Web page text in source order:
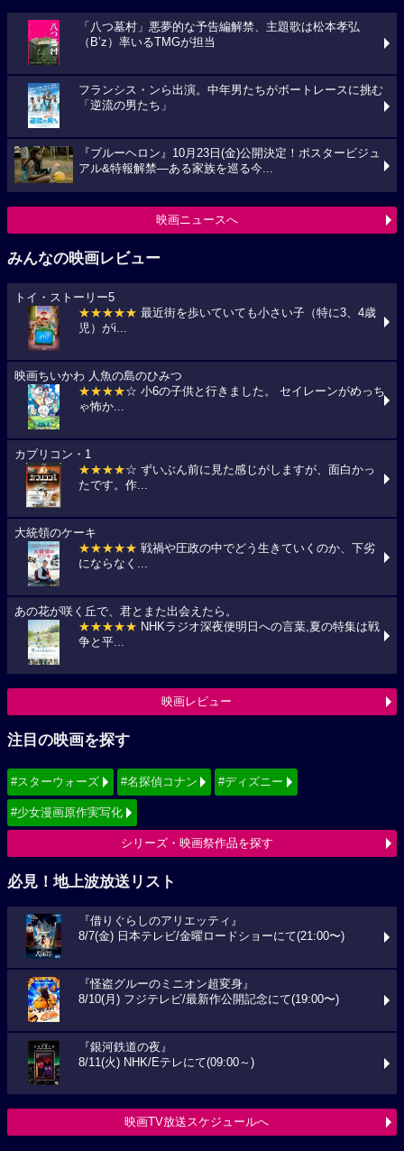
「八つ墓村」悪夢的な予告編解禁、主題歌は松本孝弘
（B’z）率いるTMGが担当
フランシス・ンら出演。中年男たちがボートレースに挑む
「逆流の男たち」
『ブルーヘロン』10月23日(金)公開決定！ポスタービジュ
アル&特報解禁―ある家族を巡る今...
映画ニュースへ
みんなの映画レビュー
トイ・ストーリー5
★★★★★ 最近街を歩いていても小さい子（特に3、4歳
児）がi...
映画ちいかわ 人魚の島のひみつ
★★★★☆ 小6の子供と行きました。 セイレーンがめっち
ゃ怖か...
カプリコン・1
★★★★☆ ずいぶん前に見た感じがしますが、面白かっ
たです。作...
大統領のケーキ
★★★★★ 戦禍や圧政の中でどう生きていくのか、下劣
にならなく...
あの花が咲く丘で、君とまた出会えたら。
★★★★★ NHKラジオ深夜便明日への言葉,夏の特集は戦
争と平...
映画レビュー
注目の映画を探す
#スターウォーズ #名探偵コナン #ディズニー
#少女漫画原作実写化
シリーズ・映画祭作品を探す
必見！地上波放送リスト
『借りぐらしのアリエッティ』
8/7(金) 日本テレビ/金曜ロードショーにて(21:00〜)
『怪盗グルーのミニオン超変身』
8/10(月) フジテレビ/最新作公開記念にて(19:00〜)
『銀河鉄道の夜』
8/11(火) NHK/Eテレにて(09:00～)
映画TV放送スケジュールへ